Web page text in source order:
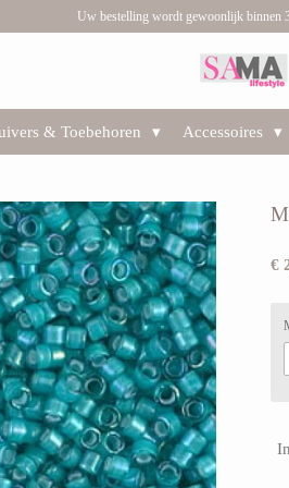
Uw bestelling wordt gewoonlijk binnen
& Toebehoren Accessoires
€